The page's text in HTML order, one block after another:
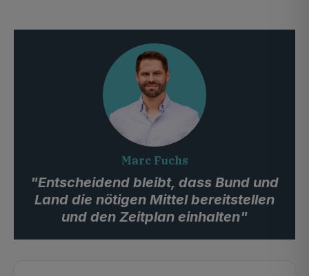
Marc Fuchs
"Entscheidend bleibt, dass Bund und
Land die nötigen Mittel bereitstellen
und den Zeitplan einhalten"